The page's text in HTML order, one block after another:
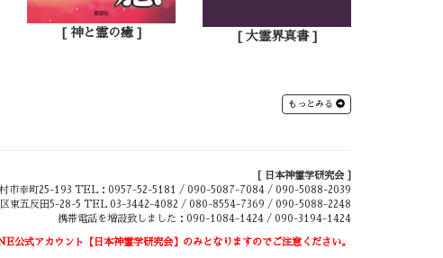
[ 神と霊の癒 ] [ 大霊界真書 ]
もっとみる
[ 日本神霊学研究会 ]
村市幸町25-193 TEL：0957-52-5181 / 090-5087-7084 / 090-5088-2039
区東五反田5-28-5 TEL 03-3442-4082 / 080-8554-7369 / 090-5088-2248
携帯電話を増設致しました：090-1084-1424 / 090-3194-1424
式アカウント【日本神霊学研究会】のみとなりますのでご注意ください。